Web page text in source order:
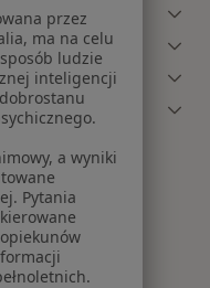
Kasprzyk?
Kasprzyk?
przez
ma na celu
ludzie
inteligencji
a wyniki
Pytania